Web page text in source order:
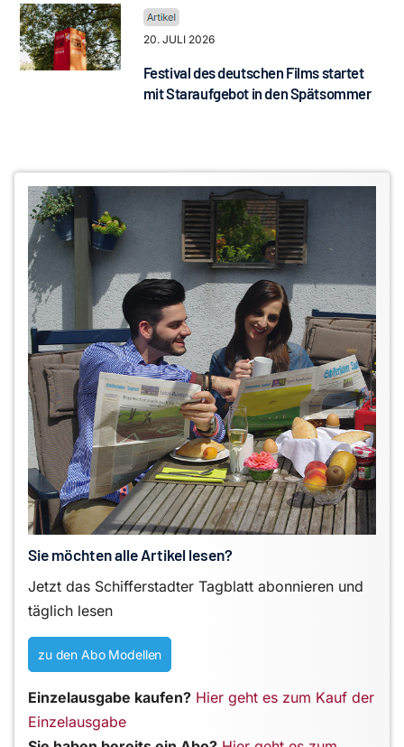
20. JULI 2026
Festival des deutschen Films startet
mit Staraufgebot in den Spätsommer
Sie möchten alle Artikel lesen?
Jetzt das Schifferstadter Tagblatt abonnieren und
täglich lesen
zu den Abo Modellen
Einzelausgabe kaufen? Hier geht es zum Kauf der
Einzelausgabe